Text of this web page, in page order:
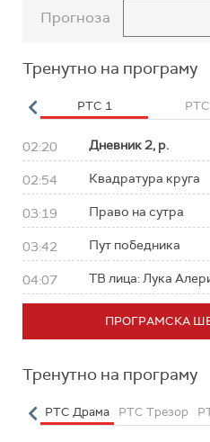
Прогноза
Тренутно на програму
РТС 1
02:20 Дневник 2, р.
02:54 Квадратура круга
03:19 Право на сутра
03:42 Пут победника
04:07 ТВ лица: Лука
ПРОГРАМСКА
Тренутно на програму
РТС Драма РТС Трезор